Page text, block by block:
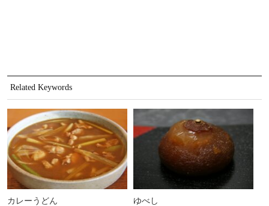
Related Keywords
カレーうどん ゆべし